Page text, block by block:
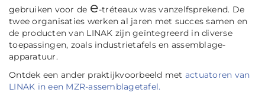
gebruiken voor de e-tréteaux was vanzelfsprekend. De
twee organisaties werken al jaren met succes samen en
de producten van LINAK zijn geïntegreerd in diverse
toepassingen, zoals industrietafels en assemblage-
apparatuur.
Ontdek een ander praktijkvoorbeeld met actuatoren van
LINAK in een MZR-assemblagetafel.